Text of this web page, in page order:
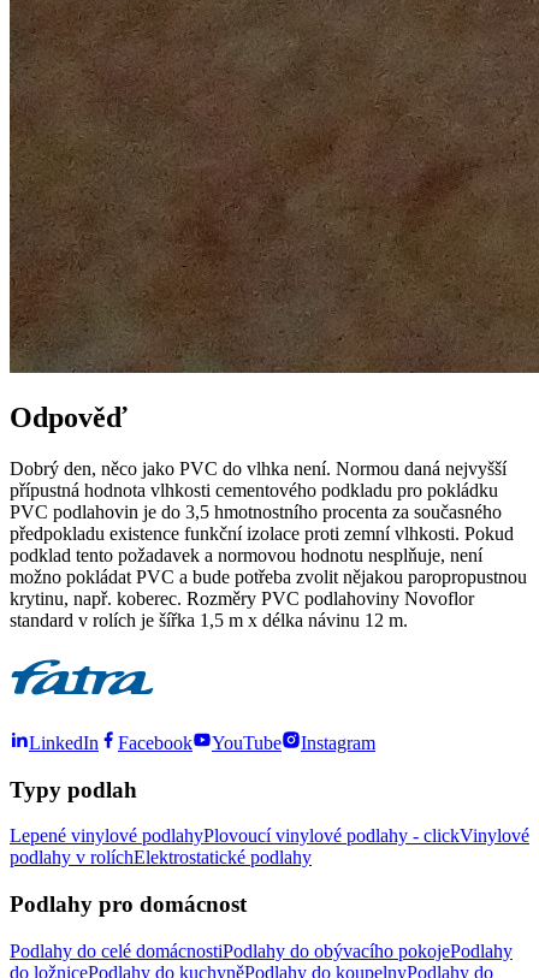
Odpověď
Dobrý den, něco jako PVC do vlhka není. Normou daná nejvyšší
přípustná hodnota vlhkosti cementového podkladu pro pokládku
PVC podlahovin je do 3,5 hmotnostního procenta za současného
předpokladu existence funkční izolace proti zemní vlhkosti. Pokud
podklad tento požadavek a normovou hodnotu nesplňuje, není
možno pokládat PVC a bude potřeba zvolit nějakou paropropustnou
krytinu, např. koberec. Rozměry PVC podlahoviny Novoflor
standard v rolích je šířka 1,5 m x délka návinu 12 m.
LinkedIn Facebook YouTube Instagram
Typy podlah
Lepené vinylové podlahyPlovoucí vinylové podlahy - clickVinylové
podlahy v rolíchElektrostatické podlahy
Podlahy pro domácnost
Podlahy do celé domácnostiPodlahy do obývacího pokojePodlahy
do ložnicePodlahy do kuchyněPodlahy do koupelnyPodlahy do